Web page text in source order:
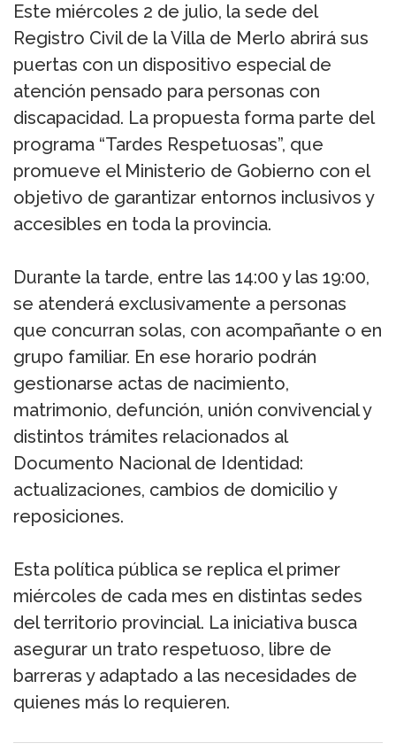
Este miércoles 2 de julio, la sede del
Registro Civil de la Villa de Merlo abrirá sus
puertas con un dispositivo especial de
atención pensado para personas con
discapacidad. La propuesta forma parte del
programa “Tardes Respetuosas”, que
promueve el Ministerio de Gobierno con el
objetivo de garantizar entornos inclusivos y
accesibles en toda la provincia.
Durante la tarde, entre las 14:00 y las 19:00,
se atenderá exclusivamente a personas
que concurran solas, con acompañante o en
grupo familiar. En ese horario podrán
gestionarse actas de nacimiento,
matrimonio, defunción, unión convivencial y
distintos trámites relacionados al
Documento Nacional de Identidad:
actualizaciones, cambios de domicilio y
reposiciones.
Esta política pública se replica el primer
miércoles de cada mes en distintas sedes
del territorio provincial. La iniciativa busca
asegurar un trato respetuoso, libre de
barreras y adaptado a las necesidades de
quienes más lo requieren.